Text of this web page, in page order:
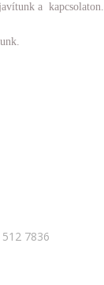
a kapcsolaton.
7836